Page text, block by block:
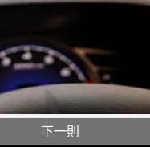
下一則